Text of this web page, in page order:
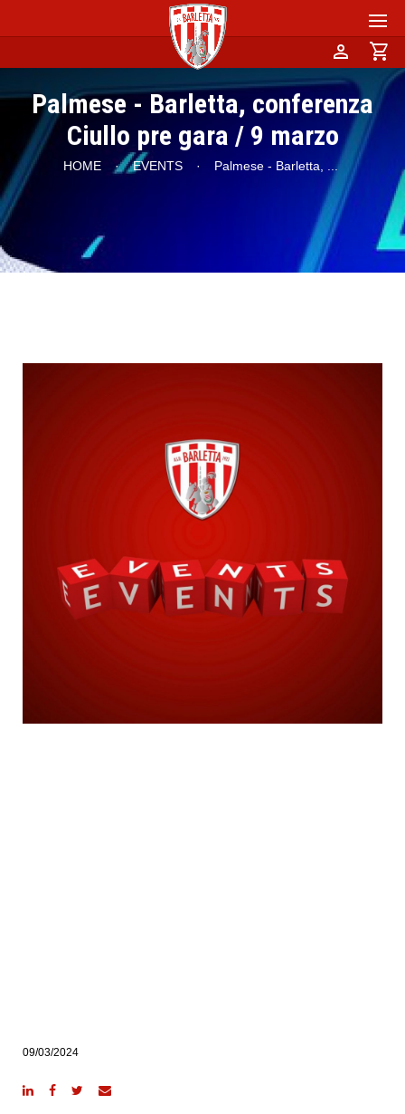
person shopping_cart
Palmese - Barletta, conferenza
Ciullo pre gara / 9 marzo
HOME · EVENTS · Palmese - Barletta, ...
09/03/2024